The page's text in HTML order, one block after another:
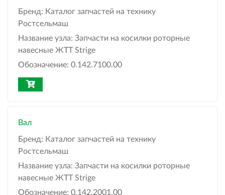
Бренд: Каталог запчастей на технику
Ростсельмаш
Название узла: Запчасти на косилки роторные
навесные ЖТТ Strige
Обозначение: 0.142.7100.00
Вал
Бренд: Каталог запчастей на технику
Ростсельмаш
Название узла: Запчасти на косилки роторные
навесные ЖТТ Strige
Обозначение: 0.142.2001.00